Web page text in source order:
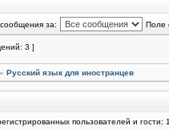
за: Поле
3 ]
» Русский язык для иностранцев
пользователей и гости: